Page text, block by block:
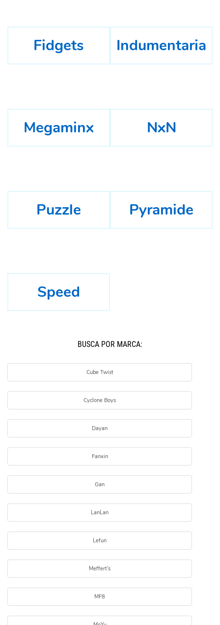
Fidgets Indumentaria
Megaminx NxN
Puzzle Pyramide
Speed
BUSCÁ POR MARCA:
Cube Twist
Cyclone Boys
Dayan
Fanxin
Gan
LanLan
Lefun
Meffert's
MF8